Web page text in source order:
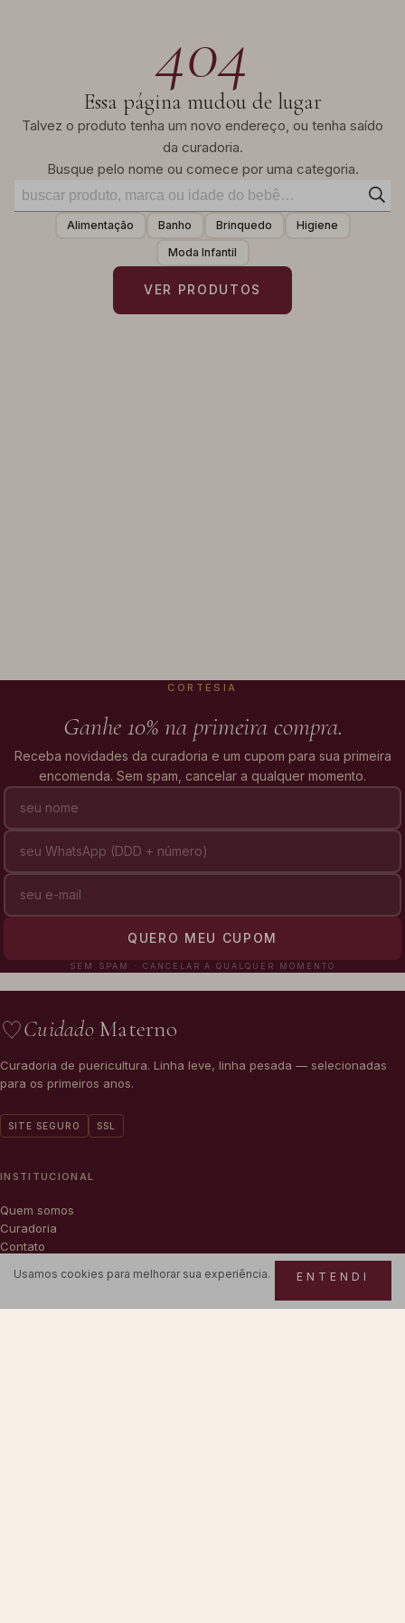
Usamos cookies para melhorar sua experiência. ENTENDI
404
Essa página mudou de lugar
Talvez o produto tenha um novo endereço, ou tenha saído
da curadoria.
Busque pelo nome ou comece por uma categoria.
Alimentação Banho Brinquedo
Higiene
Moda Infantil
VER PRODUTOS
CORTESIA
Ganhe 10% na primeira compra.
Receba novidades da curadoria e um cupom para sua primeira
encomenda. Sem spam, cancelar a qualquer momento.
QUERO MEU CUPOM
SEM SPAM · CANCELAR A QUALQUER MOMENTO
Cuidado Materno
Curadoria de puericultura. Linha leve, linha pesada — selecionadas
para os primeiros anos.
SITE SEGURO SSL
INSTITUCIONAL
Quem somos
Curadoria
Contato
AJUDA